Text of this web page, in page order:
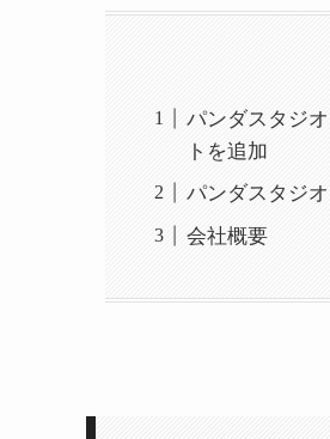
パンダスタジ
トを追加
パンダスタジ
会社概要